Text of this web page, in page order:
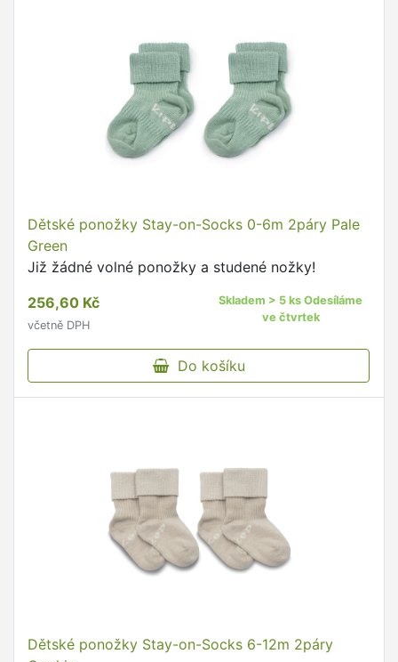
Dětské ponožky Stay-on-Socks 0-6m 2páry Pale
Green
Již žádné volné ponožky a studené nožky!
256,60 Kč
včetně DPH
Skladem > 5 ks Odesíláme
ve čtvrtek
Do košíku
Dětské ponožky Stay-on-Socks 6-12m 2páry